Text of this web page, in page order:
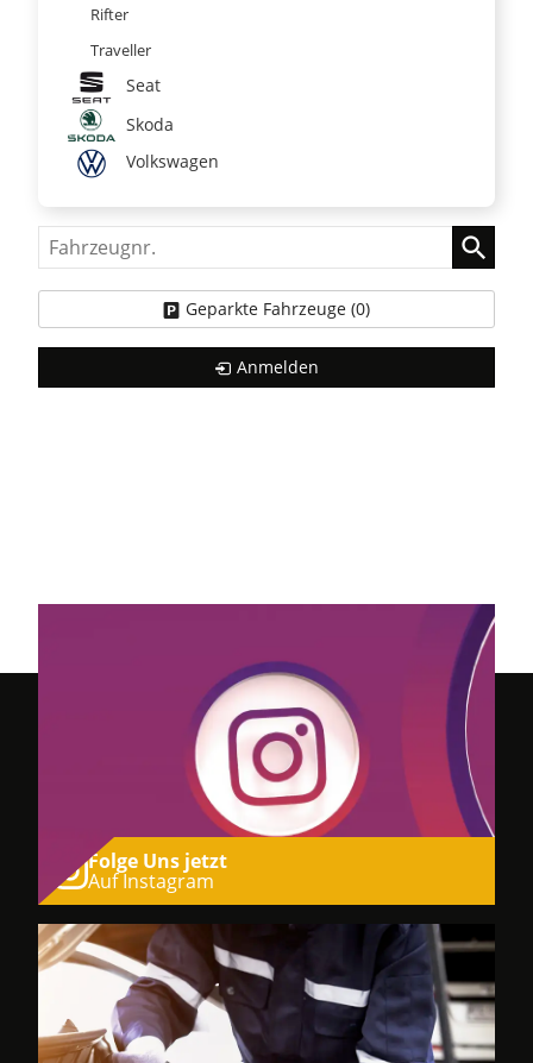
Rifter
Traveller
Seat
Skoda
Volkswagen
Fahrzeugnr.
Geparkte Fahrzeuge (0)
Anmelden
Folge Uns jetzt
Auf Instagram